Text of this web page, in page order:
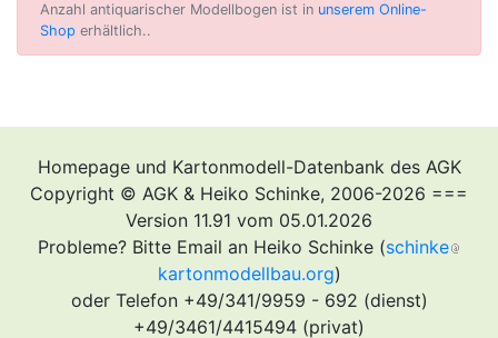
Anzahl antiquarischer Modellbogen ist in unserem Online-
Shop erhältlich..
Homepage und Kartonmodell-Datenbank des AGK
Copyright © AGK & Heiko Schinke, 2006-2026 ===
Version 11.91 vom 05.01.2026
Probleme? Bitte Email an Heiko Schinke (schinke
kartonmodellbau.org)
oder Telefon +49/341/9959 - 692 (dienst)
+49/3461/4415494 (privat)